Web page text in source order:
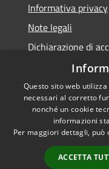
Informativa privacy
Note legali
Dichiarazione di
Accessibilità
Privacy
Questo sito web
necessari al corretto
nonché un cookie
informazioni
Per maggiori dettagli, può
ACCETTA